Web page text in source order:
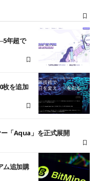
年超で
枚を追加
「Aqua」を正式展開
ム追加購